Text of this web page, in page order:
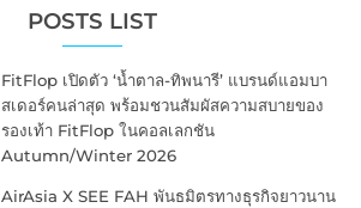
POSTS LIST
FitFlop เปิดตัว ‘น้ำตาล-ทิพนารี’ แบรนด์แอมบา
สเดอร์คนล่าสุด พร้อมชวนสัมผัสความสบายของ
รองเท้า FitFlop ในคอลเลกชัน
Autumn/Winter 2026
AirAsia X SEE FAH พันธมิตรทางธุรกิจยาวนาน